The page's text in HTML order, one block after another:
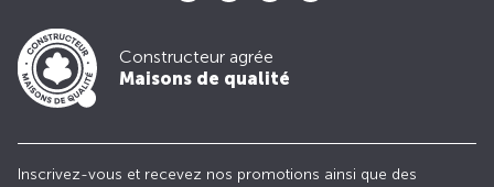
Constructeur agrée
Maisons de qualité
Inscrivez-vous et recevez nos promotions ainsi que des